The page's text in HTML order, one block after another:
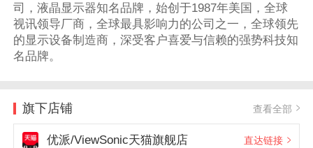
司，液晶显示器知名品牌，始创于1987年美国，全球
视讯领导厂商，全球最具影响力的公司之一，全球领先
的显示设备制造商，深受客户喜爱与信赖的强势科技知
名品牌。
旗下店铺 查看全部
优派/ViewSonic天猫旗舰店 直达链接